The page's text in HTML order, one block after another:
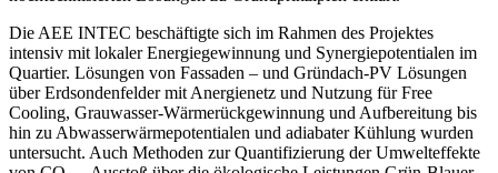
Die AEE INTEC beschäftigte sich im Rahmen des Projektes
intensiv mit lokaler Energiegewinnung und Synergiepotentialen im
Quartier. Lösungen von Fassaden – und Gründach-PV Lösungen
über Erdsondenfelder mit Anergienetz und Nutzung für Free
Cooling, Grauwasser-Wärmerückgewinnung und Aufbereitung bis
hin zu Abwasserwärmepotentialen und adiabater Kühlung wurden
untersucht. Auch Methoden zur Quantifizierung der Umwelteffekte